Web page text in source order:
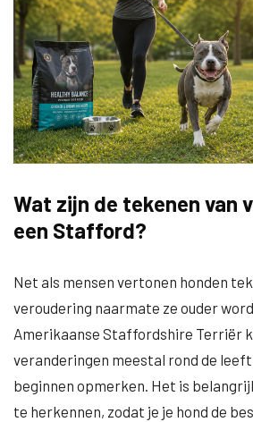
Wat zijn de tekenen van
een Stafford?
Net als mensen vertonen honden
veroudering naarmate ze ouder
Amerikaanse Staffordshire Terriër
veranderingen meestal rond de
beginnen opmerken. Het is
te herkennen, zodat je je hond de